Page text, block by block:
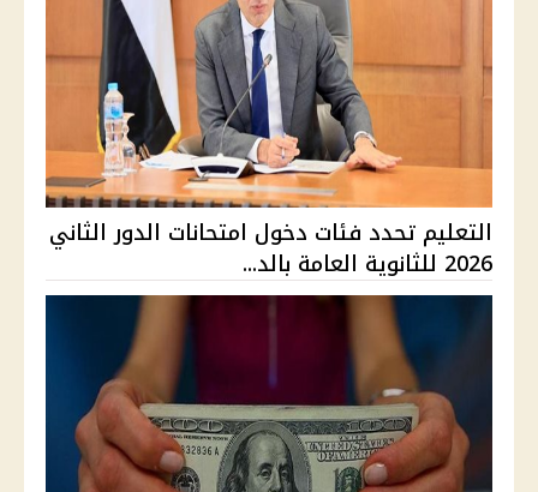
التعليم تحدد فئات دخول امتحانات الدور الثاني
2026 للثانوية العامة بالد...